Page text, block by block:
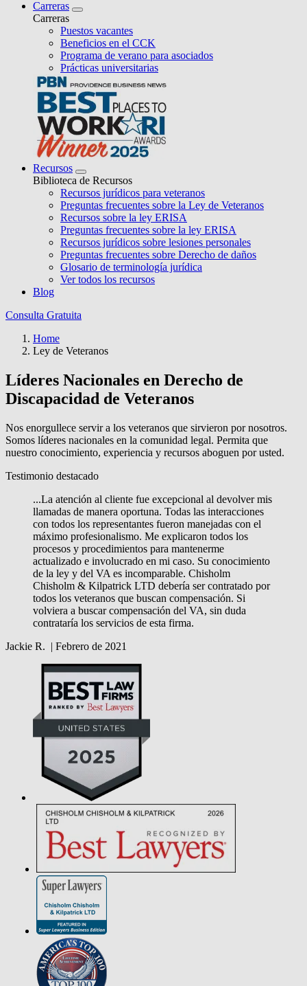
Carreras
Carreras
Puestos vacantes
Beneficios en el CCK
Programa de verano para asociados
Prácticas universitarias
Recursos
Biblioteca de Recursos
Recursos jurídicos para veteranos
Preguntas frecuentes sobre la Ley de Veteranos
Recursos sobre la ley ERISA
Preguntas frecuentes sobre la ley ERISA
Recursos jurídicos sobre lesiones personales
Preguntas frecuentes sobre Derecho de daños
Glosario de terminología jurídica
Ver todos los recursos
Blog
Consulta Gratuita
Home
Ley de Veteranos
Líderes Nacionales en Derecho de
Discapacidad de Veteranos
Nos enorgullece servir a los veteranos que sirvieron por nosotros.
Somos líderes nacionales en la comunidad legal. Permita que
nuestro conocimiento, experiencia y recursos aboguen por usted.
Testimonio destacado
...La atención al cliente fue excepcional al devolver mis
llamadas de manera oportuna. Todas las interacciones
con todos los representantes fueron manejadas con el
máximo profesionalismo. Me explicaron todos los
procesos y procedimientos para mantenerme
actualizado e involucrado en mi caso. Su conocimiento
de la ley y del VA es incomparable. Chisholm
Chisholm & Kilpatrick LTD debería ser contratado por
todos los veteranos que buscan compensación. Si
volviera a buscar compensación del VA, sin duda
contrataría los servicios de esta firma.
Jackie R. | Febrero de 2021